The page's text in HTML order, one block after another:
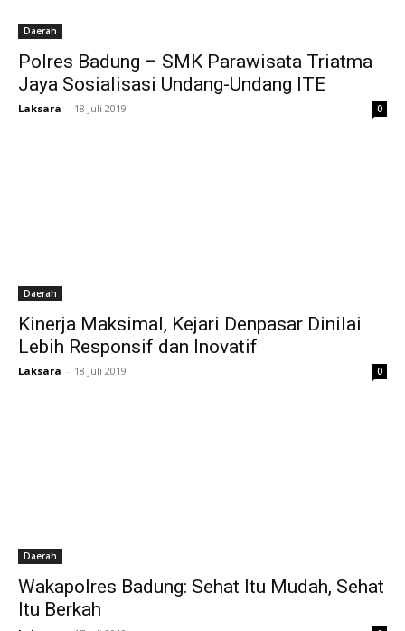
Daerah
Polres Badung – SMK Parawisata Triatma
Jaya Sosialisasi Undang-Undang ITE
Laksara - 18 Juli 2019 0
Daerah
Kinerja Maksimal, Kejari Denpasar Dinilai
Lebih Responsif dan Inovatif
Laksara - 18 Juli 2019 0
Daerah
Wakapolres Badung: Sehat Itu Mudah, Sehat
Itu Berkah